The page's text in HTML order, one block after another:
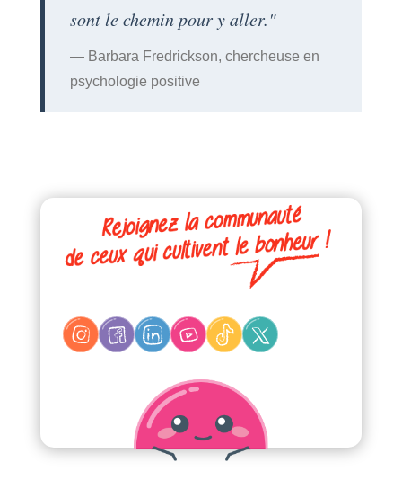
sont le chemin pour y aller."
— Barbara Fredrickson, chercheuse en
psychologie positive